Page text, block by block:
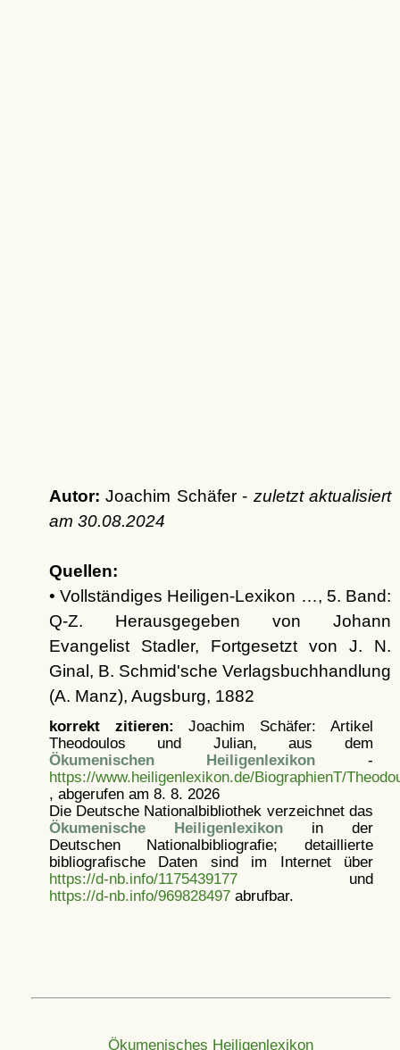
Autor: Joachim Schäfer - zuletzt aktualisiert
am 30.08.2024
Quellen:
• Vollständiges Heiligen-Lexikon …, 5. Band:
Q-Z. Herausgegeben von Johann
Evangelist Stadler, Fortgesetzt von J. N.
Ginal, B. Schmid'sche Verlagsbuchhandlung
(A. Manz), Augsburg, 1882
korrekt zitieren: Joachim Schäfer: Artikel
Theodoulos und Julian, aus dem
Ökumenischen Heiligenlexikon -
https://www.heiligenlexikon.de/BiographienT/
, abgerufen am 8. 8. 2026
Die Deutsche Nationalbibliothek verzeichnet das
Ökumenische Heiligenlexikonin der
Deutschen Nationalbibliografie; detaillierte
bibliografische Daten sind im Internet über
https://d-nb.info/1175439177und
https://d-nb.info/969828497abrufbar.
Ökumenisches Heiligenlexikon